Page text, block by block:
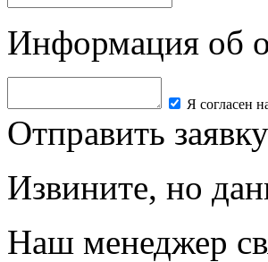
Информация об
Я согласен
Отправить заявку
Извините, но
Наш менеджер